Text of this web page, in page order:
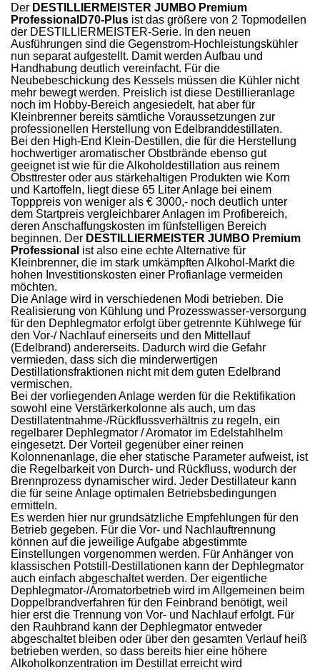
Der DESTILLIERMEISTER JUMBO Premium
ProfessionalD70-Plus ist das größere von 2 Topmodellen
der DESTILLIERMEISTER-Serie. In den neuen
Ausführungen sind die Gegenstrom-Hochleistungskühler
nun separat aufgestellt. Damit werden Aufbau und
Handhabung deutlich vereinfacht. Für die
Neubebeschickung des Kessels müssen die Kühler nicht
mehr bewegt werden. Preislich ist diese Destillieranlage
noch im Hobby-Bereich angesiedelt, hat aber für
Kleinbrenner bereits sämtliche Voraussetzungen zur
professionellen Herstellung von Edelbranddestillaten.
Bei den High-End Klein-Destillen, die für die Herstellung
hochwertiger aromatischer Obstbrände ebenso gut
geeignet ist wie für die Alkoholdestillation aus reinem
Obsttrester oder aus stärkehaltigen Produkten wie Korn
und Kartoffeln, liegt diese 65 Liter Anlage bei einem
Topppreis von weniger als € 3000,- noch deutlich unter
dem Startpreis vergleichbarer Anlagen im Profibereich,
deren Anschaffungskosten im fünfstelligen Bereich
beginnen. Der DESTILLIERMEISTER JUMBO Premium
Professional ist also eine echte Alternative für
Kleinbrenner, die im stark umkämpften Alkohol-Markt die
hohen Investitionskosten einer Profianlage vermeiden
möchten.
Die Anlage wird in verschiedenen Modi betrieben. Die
Realisierung von Kühlung und Prozesswasser-versorgung
für den Dephlegmator erfolgt über getrennte Kühlwege für
den Vor-/ Nachlauf einerseits und den Mittellauf
(Edelbrand) andererseits. Dadurch wird die Gefahr
vermieden, dass sich die minderwertigen
Destillationsfraktionen nicht mit dem guten Edelbrand
vermischen.
Bei der vorliegenden Anlage werden für die Rektifikation
sowohl eine Verstärkerkolonne als auch, um das
Destillatentnahme-/Rückflussverhältnis zu regeln, ein
regelbarer Dephlegmator / Aromator im Edelstahlhelm
eingesetzt. Der Vorteil gegenüber einer reinen
Kolonnenanlage, die eher statische Parameter aufweist, ist
die Regelbarkeit von Durch- und Rückfluss, wodurch der
Brennprozess dynamischer wird. Jeder Destillateur kann
die für seine Anlage optimalen Betriebsbedingungen
ermitteln.
Es werden hier nur grundsätzliche Empfehlungen für den
Betrieb gegeben. Für die Vor- und Nachlauftrennung
können auf die jeweilige Aufgabe abgestimmte
Einstellungen vorgenommen werden. Für Anhänger von
klassischen Potstill-Destillationen kann der Dephlegmator
auch einfach abgeschaltet werden. Der eigentliche
Dephlegmator-/Aromatorbetrieb wird im Allgemeinen beim
Doppelbrandverfahren für den Feinbrand benötigt, weil
hier erst die Trennung von Vor- und Nachlauf erfolgt. Für
den Rauhbrand kann der Dephlegmator entweder
abgeschaltet bleiben oder über den gesamten Verlauf heiß
betrieben werden, so dass bereits hier eine höhere
Alkoholkonzentration im Destillat erreicht wird